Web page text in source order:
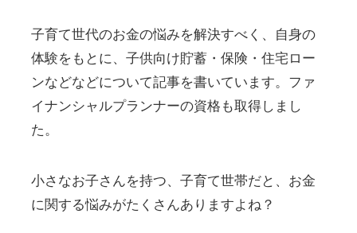
子育て世代のお金の悩みを解決すべく、自身の
体験をもとに、子供向け貯蓄・保険・住宅ロー
ンなどなどについて記事を書いています。ファ
イナンシャルプランナーの資格も取得しまし
た。
小さなお子さんを持つ、子育て世帯だと、お金
に関する悩みがたくさんありますよね？